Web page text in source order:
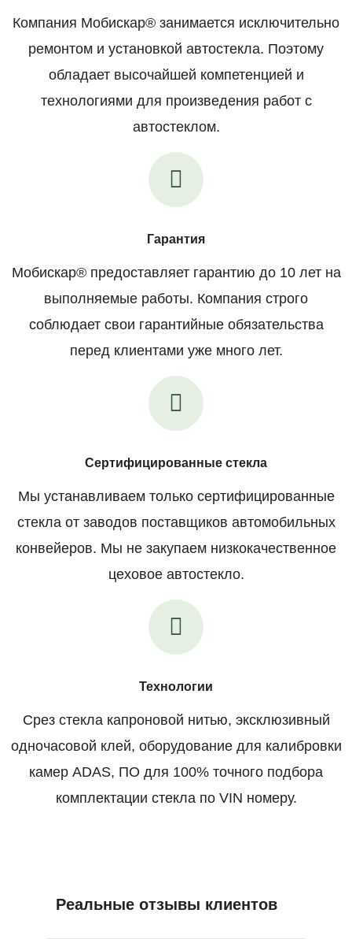
Компания Мобискар® занимается исключительно
ремонтом и установкой автостекла. Поэтому
обладает высочайшей компетенцией и
технологиями для произведения работ с
автостеклом.
Гарантия
Мобискар® предоставляет гарантию до 10 лет на
выполняемые работы. Компания строго
соблюдает свои гарантийные обязательства
перед клиентами уже много лет.
Сертифицированные стекла
Мы устанавливаем только сертифицированные
стекла от заводов поставщиков автомобильных
конвейеров. Мы не закупаем низкокачественное
цеховое автостекло.
Технологии
Срез стекла капроновой нитью, эксклюзивный
одночасовой клей, оборудование для калибровки
камер ADAS, ПО для 100% точного подбора
комплектации стекла по VIN номеру.
Реальные отзывы клиентов